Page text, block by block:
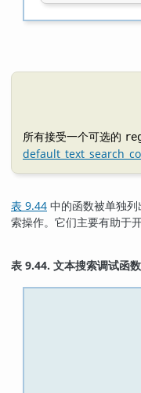
所有接受一个可选的
表 9.44 中的函数被单独
索操作。它们主要有助于
表 9.44. 文本搜索调试函数